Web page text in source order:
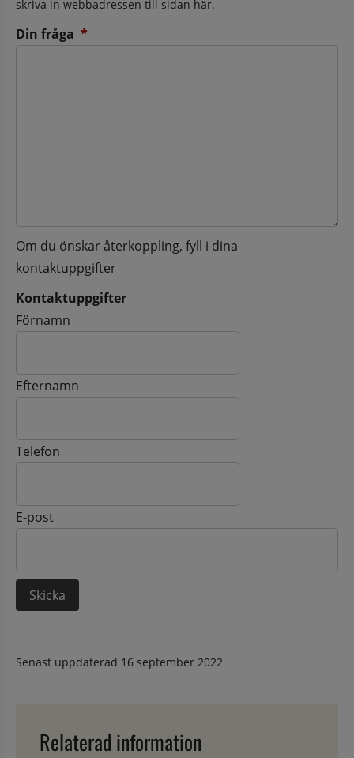
skriva in webbadressen till sidan här.
Din fråga *
Om du önskar återkoppling, fyll i dina
kontaktuppgifter
Kontaktuppgifter
Kontaktuppgifter
Förnamn
Efternamn
Telefon
E-post
Senast uppdaterad 16 september 2022
Relaterad information